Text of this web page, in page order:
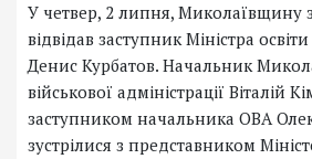
У четвер, 2 липня, Миколаївщину
відвідав заступник Міністра
Денис Курбатов. Начальник
військової адміністрації Віталій
заступником начальника ОВА
зустрілися з представником